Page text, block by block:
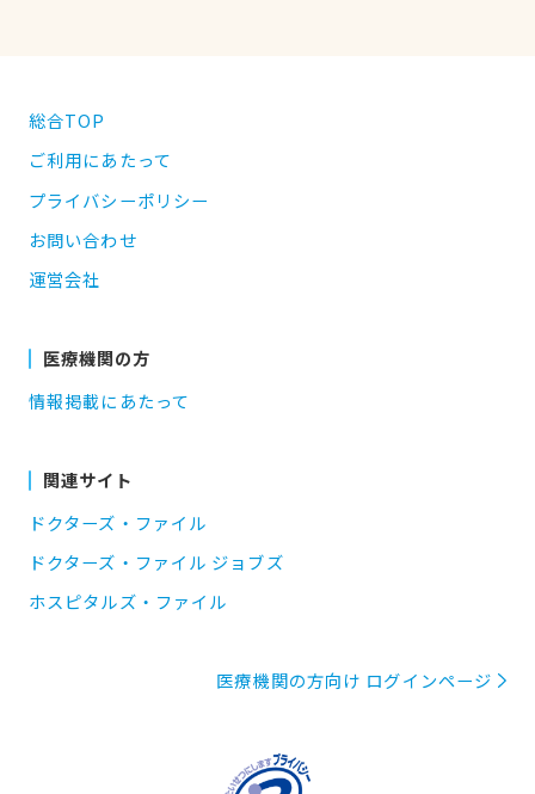
総合TOP
ご利用にあたって
プライバシーポリシー
お問い合わせ
運営会社
医療機関の方
情報掲載にあたって
関連サイト
ドクターズ・ファイル
ドクターズ・ファイル ジョブズ
ホスピタルズ・ファイル
医療機関の方向け ログインページ